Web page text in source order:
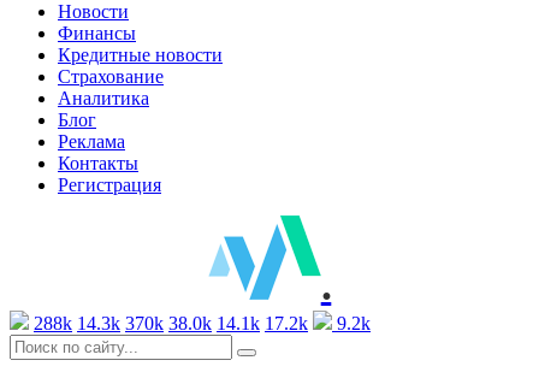
Новости
Финансы
Кредитные новости
Страхование
Аналитика
Блог
Реклама
Контакты
Регистрация
.
288k 14.3k 370k 38.0k 14.1k 17.2k 9.2k